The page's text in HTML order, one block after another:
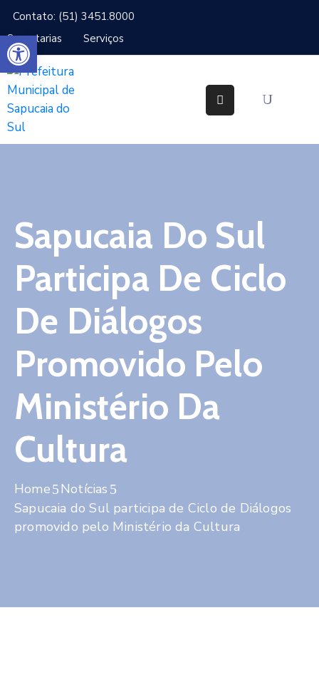
Contato: (51) 3451.8000
Secretarias
Serviços
Cidade
Gabinetes
Secretarias
IPTU
Ouvidoria
Contato
Sapucaia Do Sul
Participa De Ciclo
De Diálogos
Promovido Pelo
Ministério Da
Cultura
Home
Notícias
Sapucaia do Sul participa de Ciclo de Diálogos
promovido pelo Ministério da Cultura
Abrir a barra de ferramentas